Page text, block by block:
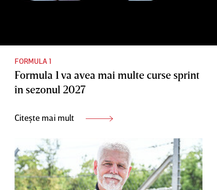
FORMULA 1
Formula 1 va avea mai multe curse sprint
în sezonul 2027
Citește mai mult